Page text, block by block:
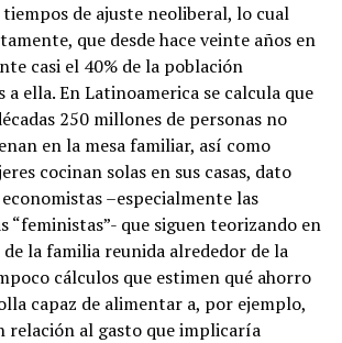
de ajuste neoliberal, lo cual
que desde hace veinte años en
casi el 40% de la población
a ella. En Latinoamerica se calcula que
250 millones de personas no
en la mesa familiar, así como
cocinan solas en sus casas, dato
–especialmente las
“feministas”- que siguen teorizando en
de la familia reunida alrededor de la
cálculos que estimen qué ahorro
capaz de alimentar a, por ejemplo,
relación al gasto que implicaría